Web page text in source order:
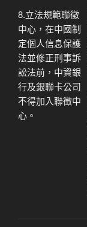
8.立法規範聯徵
中心，在中國制
定個人信息保護
法並修正刑事訴
訟法前，中資銀
行及銀聯卡公司
不得加入聯徵中
心。